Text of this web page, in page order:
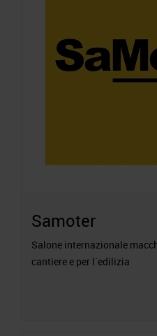
Samoter
Salone internazionale
cantiere e per l`edilizia